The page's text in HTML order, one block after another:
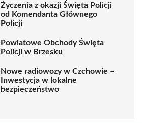
Życzenia z okazji Święta Policji
od Komendanta Głównego
Policji
Powiatowe Obchody Święta
Policji w Brzesku
Nowe radiowozy w Czchowie –
Inwestycja w lokalne
bezpieczeństwo